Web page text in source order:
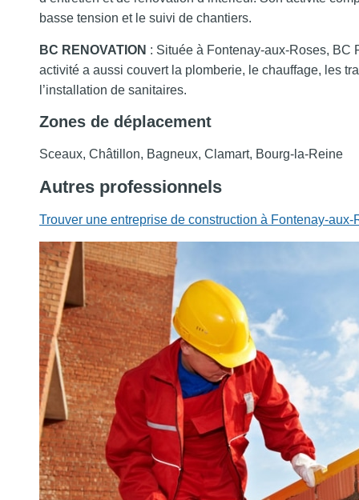
basse tension et le suivi de chantiers.
BC RENOVATION : Située à Fontenay-aux-Roses, BC
activité a aussi couvert la plomberie, le chauffage, les
l’installation de sanitaires.
Zones de déplacement
Sceaux, Châtillon, Bagneux, Clamart, Bourg-la-Reine
Autres professionnels
Trouver une entreprise de construction à Fontenay-